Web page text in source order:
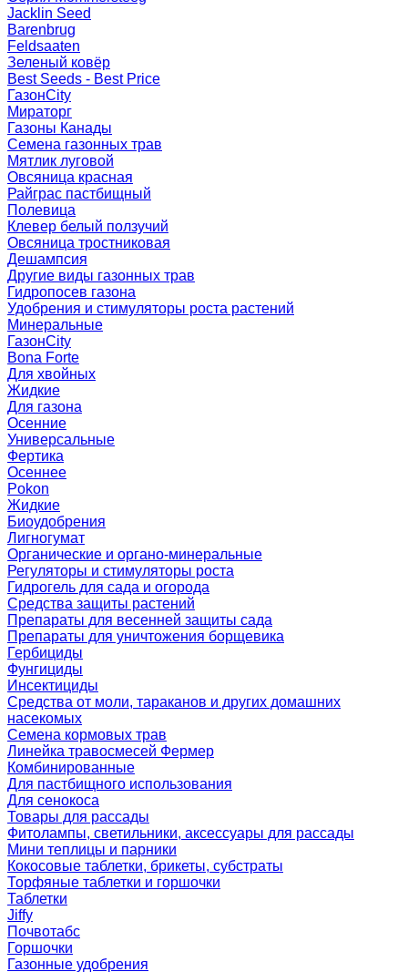
Jacklin Seed
Barenbrug
Feldsaaten
Зеленый ковёр
Best Seeds - Best Price
ГазонCity
Мираторг
Газоны Канады
Семена газонных трав
Мятлик луговой
Овсяница красная
Райграс пастбищный
Полевица
Клевер белый ползучий
Овсяница тростниковая
Дешампсия
Другие виды газонных трав
Гидропосев газона
Удобрения и стимуляторы роста растений
Минеральные
ГазонCity
Bona Forte
Для хвойных
Жидкие
Для газона
Осенние
Универсальные
Фертика
Осеннее
Pokon
Жидкие
Биоудобрения
Лигногумат
Органические и органо-минеральные
Регуляторы и стимуляторы роста
Гидрогель для сада и огорода
Средства защиты растений
Препараты для весенней защиты сада
Препараты для уничтожения борщевика
Гербициды
Фунгициды
Инсектициды
Средства от моли, тараканов и других домашних
насекомых
Семена кормовых трав
Линейка травосмесей Фермер
Комбинированные
Для пастбищного использования
Для сенокоса
Товары для рассады
Фитолампы, светильники, аксессуары для рассады
Мини теплицы и парники
Кокосовые таблетки, брикеты, субстраты
Торфяные таблетки и горшочки
Таблетки
Jiffy
Почвотабс
Горшочки
Газонные удобрения